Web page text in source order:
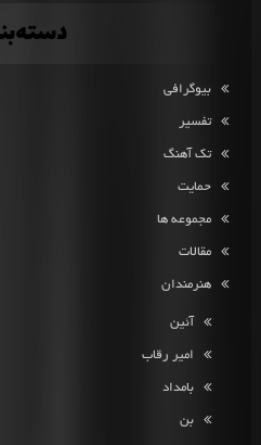
بیوگرافی
تفسیر
تک آهنگ
حمایت
مجموعه ها
مقالات
هنرمندان
آئین
امیر رقاب
بامداد
بن